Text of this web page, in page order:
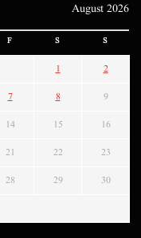
August 2026
F S S
1 2
7 8 9
14 15 16
21 22 23
28 29 30